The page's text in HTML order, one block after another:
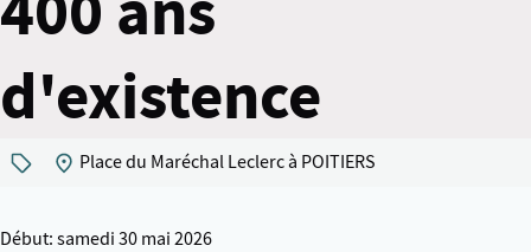
d'existence
Place du Maréchal Leclerc à POITIERS
Début: samedi 30 mai 2026